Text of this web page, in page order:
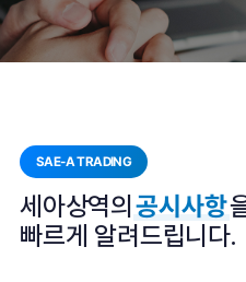
SAE-A TRADING
세아상역의 공시사항
빠르게 알려드립니다.